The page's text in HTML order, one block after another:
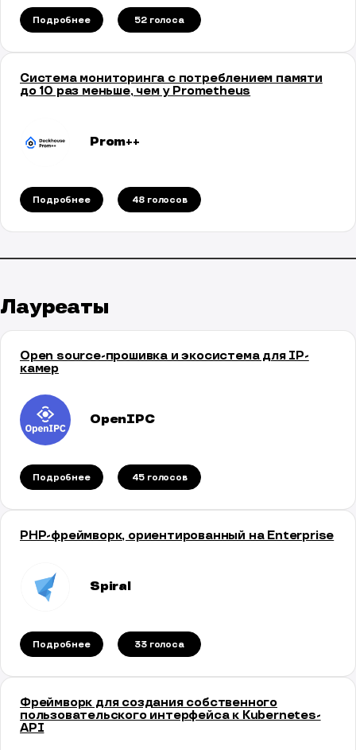
Подробнее 52 голосa
Система мониторинга с потреблением памяти
до 10 раз меньше, чем у Prometheus
Prom++
Подробнее 48 голосов
Лауреаты
Open source-прошивка и экосистема для IP-
камер
OpenIPC
Подробнее 45 голосов
PHP-фреймворк, ориентированный на Enterprise
Spiral
Подробнее 33 голосa
Фреймворк для создания собственного
пользовательского интерфейса к Kubernetes-
API